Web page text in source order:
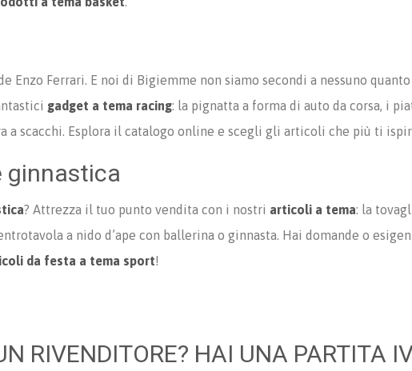
Enzo Ferrari. E noi di Bigiemme non siamo secondi a nessuno
gadget a tema racing: la pignatta a forma di auto da corsa, i
a scacchi. Esplora il catalogo online e scegli gli articoli che più ti
ginnastica
? Attrezza il tuo punto vendita con i nostri articoli a tema: la
a nido d’ape con ballerina o ginnasta. Hai domande o
da festa a tema sport!
RIVENDITORE? HAI UNA PARTITA